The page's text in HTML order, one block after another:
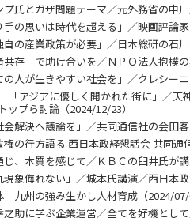
氏とガザ問題テーマ／元外務省の中
の思いは時代を超える」／映画評論
の産業政策が必要」／日本総研の石
存」で助け合いを／ＮＰＯ法人抱樸
人が生きやすい社会を」／クレシー
アジアに優しく開かれた街に」／天
プら討論（2024/12/23）
解決へ議論を」／共同通信社の会田
の行方語る 西日本政経懇話会 共同通
、本質を感じて／ＫＢＣの臼井氏が
象侮れない」／城本氏講演／西日本
九州の強み生かし人材育成（2024/
助に学ぶ企業運営／全てを好機とし